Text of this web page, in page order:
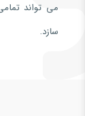
می تواند
سازد.